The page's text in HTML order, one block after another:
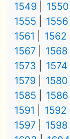
1549
1550
1555
1556
1561
1562
1567
1568
1573
1574
1579
1580
1585
1586
1591
1592
1597
1598